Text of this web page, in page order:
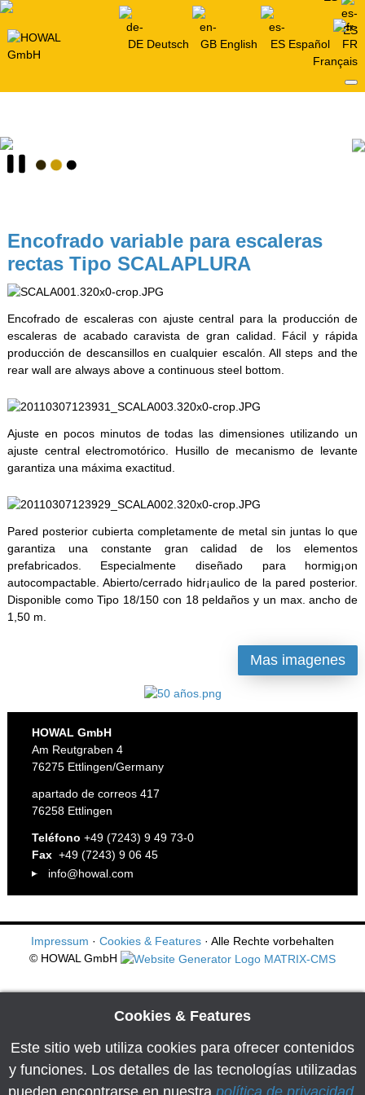
Deutsch English
Español
Français
HOWAL GmbH
Am Reutgraben 4
76275 Ettlingen/Germany
apartado de correos 417
76258 Ettlingen
Teléfono +49 (7243) 9 49 73-0
Fax+49 (7243) 9 06 45
info@howal.com
Encofrado variable para escaleras
rectas Tipo SCALAPLURA
Encofrado de escaleras con ajuste central para la producción de
escaleras de acabado caravista de gran calidad. Fácil y rápida
producción de descansillos en cualquier escalón. All steps and the
rear wall are always above a continuous steel bottom.
Ajuste en pocos minutos de todas las dimensiones utilizando un
ajuste central electromotórico. Husillo de mecanismo de levante
garantiza una máxima exactitud.
Pared posterior cubierta completamente de metal sin juntas lo que
garantiza una constante gran calidad de los elementos
prefabricados. Especialmente diseñado para hormig¡on
autocompactable. Abierto/cerrado hidr¡aulico de la pared posterior.
Disponible como Tipo 18/150 con 18 peldaños y un max. ancho de
1,50 m.
Mas imagenes
Impressum · Cookies & Features · Alle Rechte vorbehalten
© HOWAL GmbH
Cookies & Features
Este sitio web utiliza cookies para ofrecer contenidos
y funciones. Los detalles de las tecnologías utilizadas
pueden encontrarse en nuestra política de privacidad.